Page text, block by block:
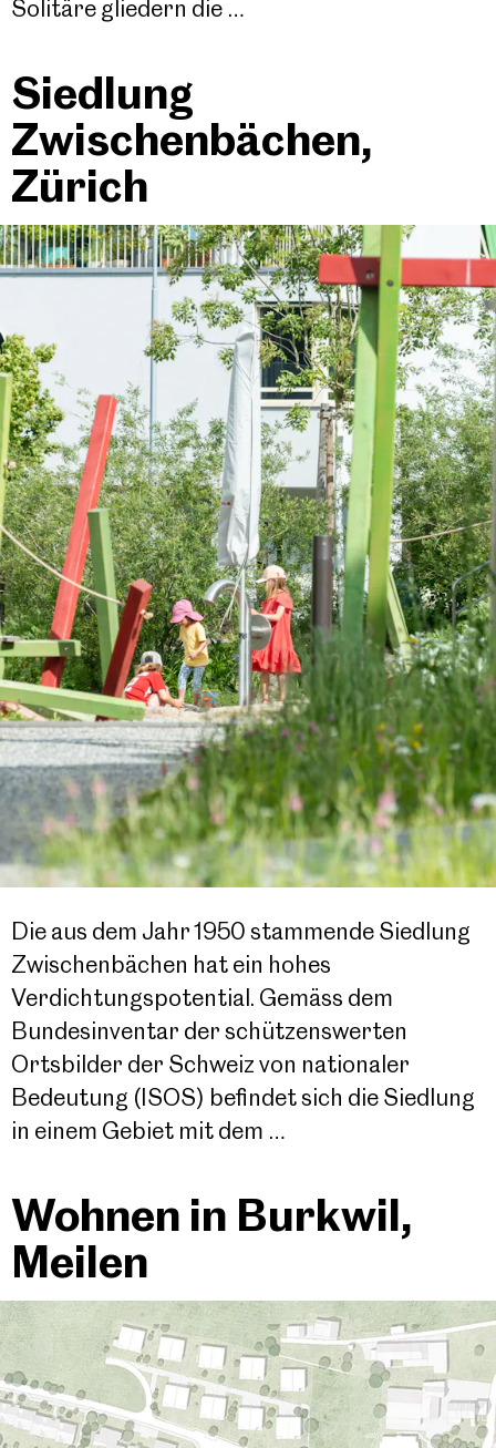
Solitäre gliedern die …
Siedlung
Zwischenbächen,
Zürich
Die aus dem Jahr 1950 stammende Siedlung
Zwischenbächen hat ein hohes
Verdichtungspotential. Gemäss dem
Bundesinventar der schützenswerten
Ortsbilder der Schweiz von nationaler
Bedeutung (ISOS) befindet sich die Siedlung
in einem Gebiet mit dem …
Wohnen in Burkwil,
Meilen